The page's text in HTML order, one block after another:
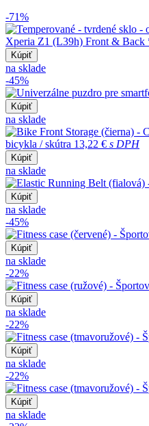
-71%
Xperia Z1 (L39h) Front &
Kúpiť
na sklade
-45%
Kúpiť
na sklade
bicykla / skútra 13,22 € s DPH
Kúpiť
na sklade
Kúpiť
na sklade
-45%
Kúpiť
na sklade
-22%
Kúpiť
na sklade
-22%
Kúpiť
na sklade
-22%
Kúpiť
na sklade